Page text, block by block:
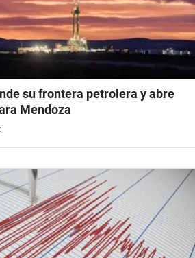
su frontera petrolera y abre
Mendoza